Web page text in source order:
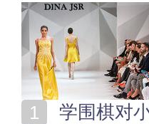
学围棋对